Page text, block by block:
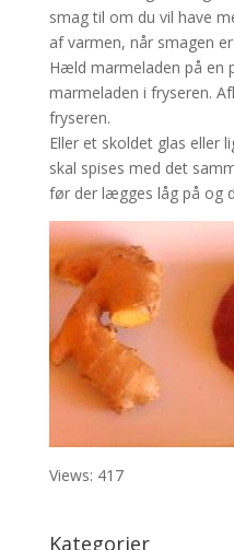
smag til om du vil have
af varmen, når smagen
Hæld marmeladen på en
marmeladen i fryseren.
fryseren.
Eller et skoldet glas eller
skal spises med det
før der lægges låg på og
Views: 417
Kategorier